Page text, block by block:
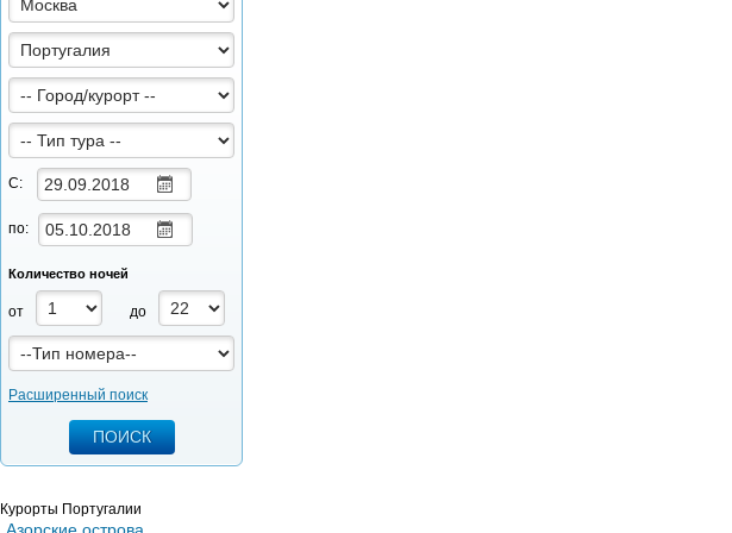
С:
по:
Количество ночей
от до
Расширенный поиск
Курорты Португалии